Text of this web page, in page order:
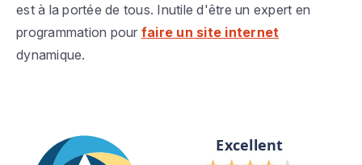
est à la portée de tous. Inutile d'être un expert en
programmation pour faire un site internet
dynamique.
Excellent